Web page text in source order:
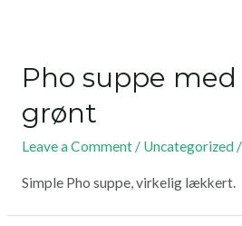
Pho suppe
grønt
Leave a Comment / Uncategorized/
Simple Pho suppe, virkelig lækkert.